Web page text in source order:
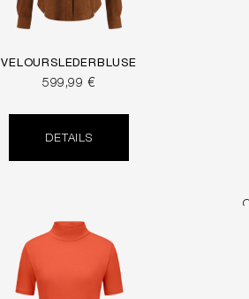
VELOURSLEDERBLUSE
599,99 €
DETAILS